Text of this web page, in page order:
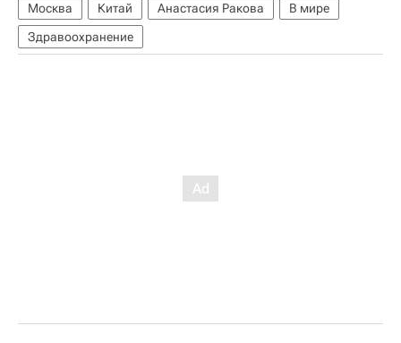
Москва Китай Анастасия Ракова
В мире
Здравоохранение